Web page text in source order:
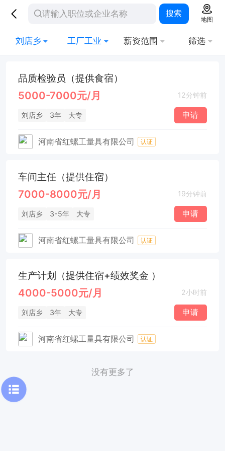
搜索
地图
刘店乡 工厂工业 薪资范围 筛选
品质检验员（提供食宿）
5000-7000元/月 12分钟前
刘店乡 3年 大专 申请
河南省红螺工量具有限公司 认证
车间主任（提供住宿）
7000-8000元/月 19分钟前
刘店乡 3-5年 大专 申请
河南省红螺工量具有限公司 认证
生产计划（提供住宿+绩效奖金 ）
4000-5000元/月 2小时前
刘店乡 3年 大专 申请
河南省红螺工量具有限公司 认证
没有更多了